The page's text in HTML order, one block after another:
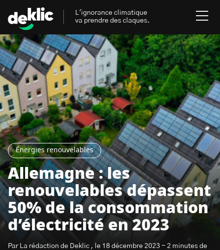
Énergies renouvelables
Allemagne : les
renouvelables dépassent
50% de la consommation
d’électricité en 2023
Par La rédaction de Deklic , le 18 décembre 2023 - 2 minutes de
L'ignorance climatique
va prendre des claques.
Rechercher
:
Environnement
Aides, bons plans & cie
Énergies renouvelables
Mobilités durables
Gestes écologiques
Inspiré.es inspirant.es
Rechercher
:
Les mots clés les plus
recherchés sur Deklic
Transition Écologique deklic kids
interview Volte-face influenceur.se